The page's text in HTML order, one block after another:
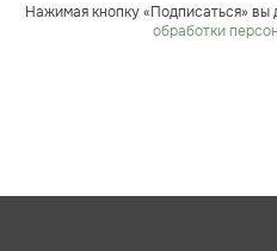
Нажимая кнопку «Подписаться» вы
обработки